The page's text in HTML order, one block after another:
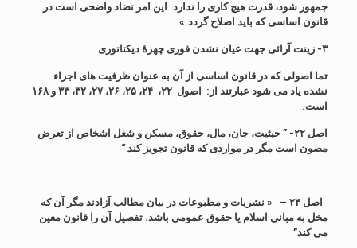
جمهور شود، قدرت هیچ کاری را ندارد. این امر تضاد واضحی است در
قانون اساسی که باید اصلاح گردد.»
۳- زینت آرائی جهت عیان نشدن فوری چهرۀ دیکتاتوری
تما اصولی که در قانون اساسی از آن به عنوان ظرفیت های اجراء
نشده یاد می شود عبارتند از: اصول ۲۲، ۲۴، ۲۵، ۲۶، ۲۷، ۳۲، ۳۳ و ۱۶۸
است.
اصل ۲۲- ” حیثیت، جان، مال، حقوق، مسکن و شغل اشخاص از تعرض
مصون است مگر در مواردی که قانون تجویز کند.
“
اصل ۲۴ – « نشریاتو مطبوعات در بیان مطالب آزادند مگر آن که
مخل به مبانی اسلام یا حقوق عمومی باشد. تفصیل آن را قانون معین
می کند”